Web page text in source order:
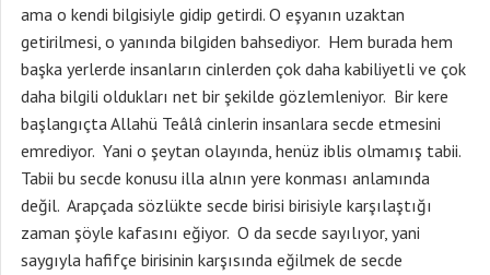
ama o kendi bilgisiyle gidip getirdi. O eşyanın uzaktan
getirilmesi, o yanında bilgiden bahsediyor. Hem burada hem
başka yerlerde insanların cinlerden çok daha kabiliyetli ve çok
daha bilgili oldukları net bir şekilde gözlemleniyor. Bir kere
başlangıçta Allahü Teâlâ cinlerin insanlara secde etmesini
emrediyor. Yani o şeytan olayında, henüz iblis olmamış tabii.
Tabii bu secde konusu illa alnın yere konması anlamında
değil. Arapçada sözlükte secde birisi birisiyle karşılaştığı
zaman şöyle kafasını eğiyor. O da secde sayılıyor, yani
saygıyla hafifçe birisinin karşısında eğilmek de secde